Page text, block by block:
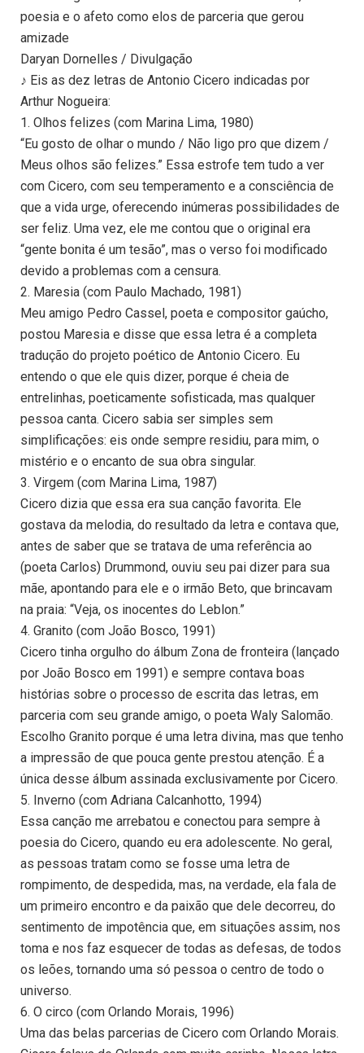
poesia e o afeto como elos de parceria que gerou
amizade
Daryan Dornelles / Divulgação
♪ Eis as dez letras de Antonio Cicero indicadas por
Arthur Nogueira:
1. Olhos felizes (com Marina Lima, 1980)
“Eu gosto de olhar o mundo / Não ligo pro que dizem /
Meus olhos são felizes.” Essa estrofe tem tudo a ver
com Cicero, com seu temperamento e a consciência de
que a vida urge, oferecendo inúmeras possibilidades de
ser feliz. Uma vez, ele me contou que o original era
“gente bonita é um tesão”, mas o verso foi modificado
devido a problemas com a censura.
2. Maresia (com Paulo Machado, 1981)
Meu amigo Pedro Cassel, poeta e compositor gaúcho,
postou Maresia e disse que essa letra é a completa
tradução do projeto poético de Antonio Cicero. Eu
entendo o que ele quis dizer, porque é cheia de
entrelinhas, poeticamente sofisticada, mas qualquer
pessoa canta. Cicero sabia ser simples sem
simplificações: eis onde sempre residiu, para mim, o
mistério e o encanto de sua obra singular.
3. Virgem (com Marina Lima, 1987)
Cicero dizia que essa era sua canção favorita. Ele
gostava da melodia, do resultado da letra e contava que,
antes de saber que se tratava de uma referência ao
(poeta Carlos) Drummond, ouviu seu pai dizer para sua
mãe, apontando para ele e o irmão Beto, que brincavam
na praia: “Veja, os inocentes do Leblon.”
4. Granito (com João Bosco, 1991)
Cicero tinha orgulho do álbum Zona de fronteira (lançado
por João Bosco em 1991) e sempre contava boas
histórias sobre o processo de escrita das letras, em
parceria com seu grande amigo, o poeta Waly Salomão.
Escolho Granito porque é uma letra divina, mas que tenho
a impressão de que pouca gente prestou atenção. É a
única desse álbum assinada exclusivamente por Cicero.
5. Inverno (com Adriana Calcanhotto, 1994)
Essa canção me arrebatou e conectou para sempre à
poesia do Cicero, quando eu era adolescente. No geral,
as pessoas tratam como se fosse uma letra de
rompimento, de despedida, mas, na verdade, ela fala de
um primeiro encontro e da paixão que dele decorreu, do
sentimento de impotência que, em situações assim, nos
toma e nos faz esquecer de todas as defesas, de todos
os leões, tornando uma só pessoa o centro de todo o
universo.
6. O circo (com Orlando Morais, 1996)
Uma das belas parcerias de Cicero com Orlando Morais.